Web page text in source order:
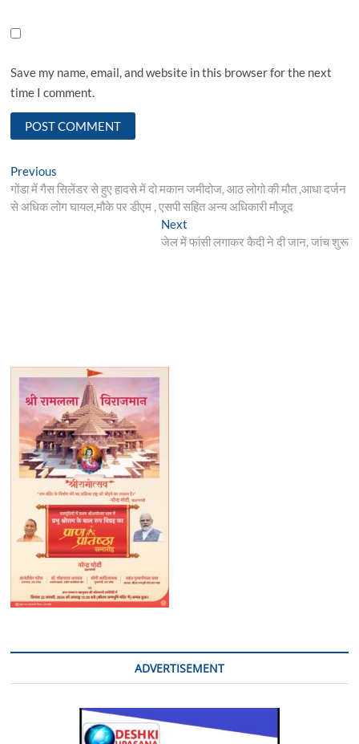
Save my name, email, and website in this browser for the next
time I comment.
Post
navigation
Previous
post:
गोंडा में गैस सिलेंडर से हुए हादसे में दो मकान जमीदोज, आठ लोगो की मौत ,आधा दर्जन
से अधिक लोग घायल,मौके पर डीएम , एसपी सहित अन्य अधिकारी मौजूद
NextNext
post:
जेल में फांसी लगाकर कैदी ने दी जान, जांच शुरू
ADVERTISEMENT